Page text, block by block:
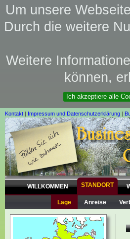
Um unsere
Durch die weitere
Weitere
können,
Ich akzeptiere alle
Kontakt | Impressum und Datenschutzerklärung |
WILLKOMMEN STANDORT
Lage Anreise